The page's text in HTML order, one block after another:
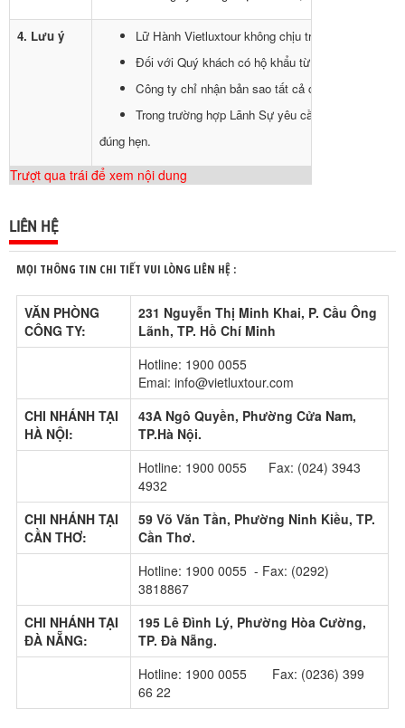
4. Lưu ý
Lữ Hành Vietluxtour không chịu trách nhiệm về
Đối với Quý khách có hộ khẩu từ Bình Định trở ra
Công ty chỉ nhận bản sao tất cả các loại hồ sơ và
Trong trường hợp Lãnh Sự yêu cầu bổ sung
đúng hẹn.
Trượt qua trái để xem nội dung
LIÊN HỆ
MỌI THÔNG TIN CHI TIẾT VUI LÒNG LIÊN HỆ :
VĂN PHÒNG
CÔNG TY:
231 Nguyễn Thị Minh Khai, P. Cầu Ông
Lãnh, TP. Hồ Chí Minh
Hotline: 1900 0055
Emai: info@vietluxtour.com
CHI NHÁNH TẠI
HÀ NỘI:
43A Ngô Quyền, Phường Cửa Nam,
TP.Hà Nội.
Hotline: 1900 0055 Fax: (024) 3943
4932
CHI NHÁNH TẠI
CẦN THƠ:
59 Võ Văn Tần, Phường Ninh Kiều, TP.
Cần Thơ.
Hotline: 1900 0055 - Fax: (0292)
3818867
CHI NHÁNH TẠI
ĐÀ NẴNG:
195 Lê Đình Lý, Phường Hòa Cường,
TP. Đà Nẵng.
Hotline: 1900 0055 Fax: (0236) 399
66 22